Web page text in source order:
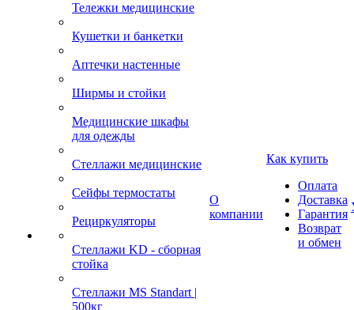
Тележки медицинские
Кушетки и банкетки
Аптечки настенные
Ширмы и стойки
Медицинские шкафы
для одежды
Стеллажи медицинские
Сейфы термостаты
Рециркуляторы
Стеллажи KD - сборная
стойка
Стеллажи MS Standart |
500кг
О
компании
Как купить
Оплата
Доставка
Гарантия
Возврат
и обмен